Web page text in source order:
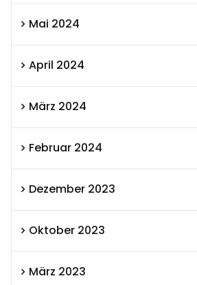
Mai 2024
April 2024
März 2024
Februar 2024
Dezember 2023
Oktober 2023
März 2023